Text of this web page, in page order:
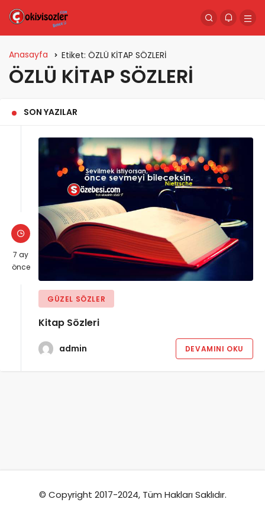
Anasayfa Etiket: ÖZLÜ KİTAP SÖZLERİ
ÖZLÜ KİTAP SÖZLERİ
SON YAZILAR
7 ay
önce
GÜZEL SÖZLER
Kitap Sözleri
admin DEVAMINI OKU
© Copyright 2017-2024, Tüm Hakları Saklıdır.